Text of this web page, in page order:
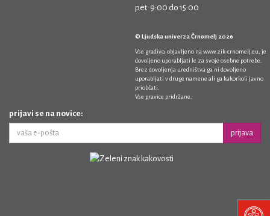
pet. 9:00 do 15:00
© Ljudska univerza Črnomelj 2026
Vse gradivo, objavljeno na www.zik-crnomelj.eu , je
dovoljeno uporabljati le za svoje osebne potrebe.
Brez dovoljenja uredništva ga ni dovoljeno
uporabljati v druge namene ali ga kakorkoli javno
priobčati.
Vse pravice pridržane.
prijavi se na novice:
prijava